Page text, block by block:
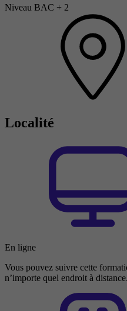
Niveau BAC + 2
Localité
En ligne
Vous pouvez suivre cette
n’importe quel endroit à distance.